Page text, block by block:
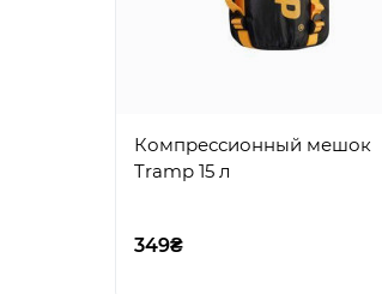
Компрессионный мешок
Tramp 15 л
349₴